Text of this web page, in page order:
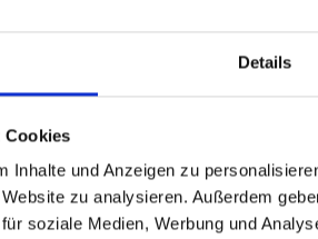
Details
Cookies
Inhalte und Anzeigen zu
zu analysieren. Außerdem
soziale Medien, Werbung und
Kabinenkategorie erfolgt durch die
Leistungen Extras